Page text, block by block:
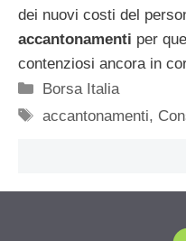
dei nuovi costi del
accantonamenti per
contenziosi ancora in
Categorie
Borsa Italia
Tag
accantonamenti,